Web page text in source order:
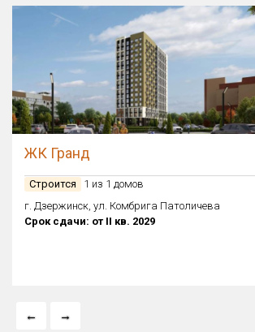
ЖК Гранд
Строится
1 из 1 домов
г. Дзержинск, ул. Комбрига Патоличева
Срок сдачи: от II кв. 2029